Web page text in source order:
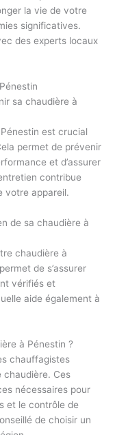
la vie de votre
significatives.
des experts locaux
sa chaudière à
est crucial
permet de prévenir
et d’assurer
contribue
votre appareil.
de sa chaudière à
chaudière à
de s’assurer
vérifiés et
aide également à
à Pénestin ?
chauffagistes
chaudière. Ces
nécessaires pour
et le contrôle de
de choisir un